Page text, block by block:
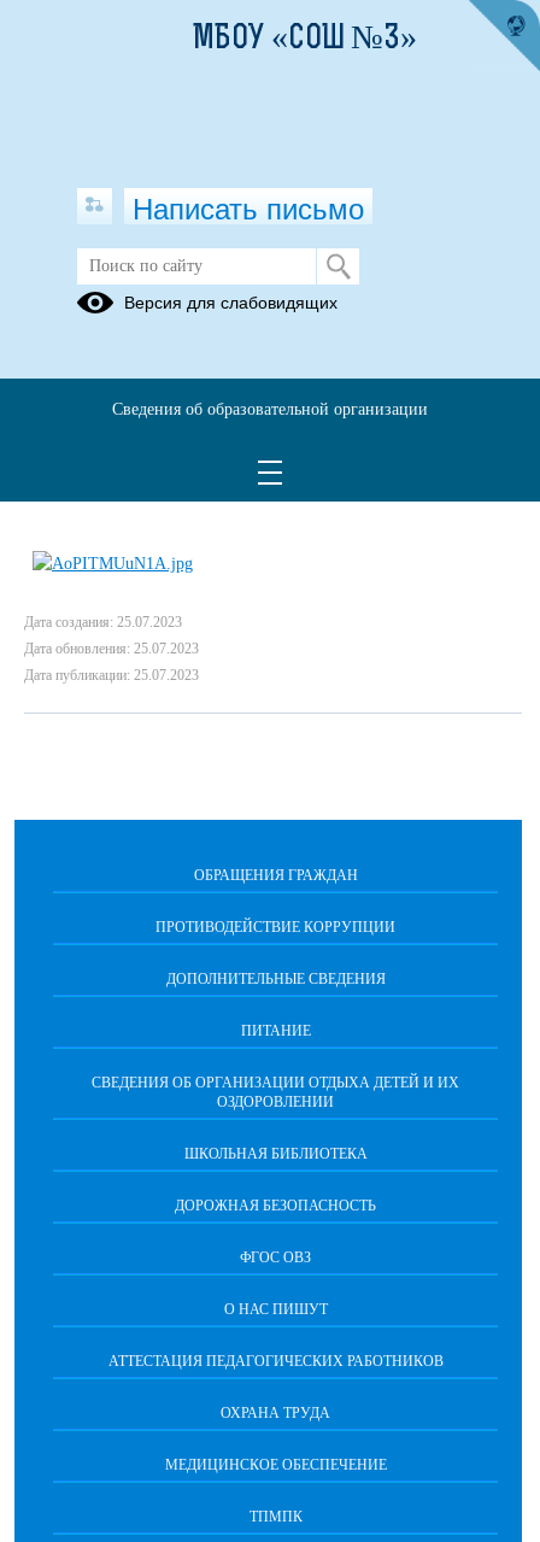
Чем раньше тебя заметят, тем
больше ты в безопасности!
Дата создания: 25.07.2023
Дата обновления: 25.07.2023
Дата публикации: 25.07.2023
ОБРАЩЕНИЯ ГРАЖДАН
ПРОТИВОДЕЙСТВИЕ КОРРУПЦИИ
ДОПОЛНИТЕЛЬНЫЕ СВЕДЕНИЯ
ПИТАНИЕ
СВЕДЕНИЯ ОБ ОРГАНИЗАЦИИ ОТДЫХА ДЕТЕЙ И ИХ
ОЗДОРОВЛЕНИИ
ШКОЛЬНАЯ БИБЛИОТЕКА
ДОРОЖНАЯ БЕЗОПАСНОСТЬ
ФГОС ОВЗ
О НАС ПИШУТ
АТТЕСТАЦИЯ ПЕДАГОГИЧЕСКИХ РАБОТНИКОВ
ОХРАНА ТРУДА
МЕДИЦИНСКОЕ ОБЕСПЕЧЕНИЕ
ТПМПК
МБОУ «СОШ №3»
Написать письмо
Версия для слабовидящих
Сведения об образовательной организации